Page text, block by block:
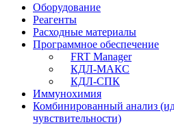
Оборудование
Реагенты
Расходные материалы
Программное обеспечение
FRT Manager
КДЛ-МАКС
КДЛ-СПК
Иммунохимия
Комбинированный анализ
чувствительности)